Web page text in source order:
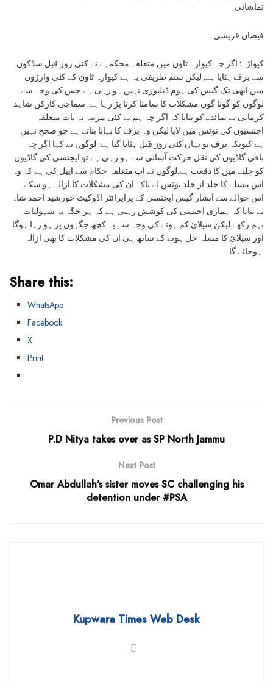
تماشائی
فیضان قریشی
کپواڑہ: اگر چہ کپوارہ ٹاون میں متعلقہ محکمہے نے کئی روز قبل سڈکوں
سے برف ہٹایا ہے, لیکن ستم ظریفی یہ ہے کپوارہ ٹاون کے کئی وارڑوں
میں ابھی تک گیس کی ہوم ڈیلیوری نہیں ہو رہی ہے جس کی وجہ سے
لوگوں کو گونا گوں مشکلات کا سامنا کرنا پڑ رہا ہے. سماجی کارکن شاہد
کرمانی نے نمائدے کو بتایا کہ اگر چہ ہم نے کئی مرتبہ یہ بات متعلقہ
اجنسیوں کی نوٹس میں لایا لیکن وہ برف کا بہانا بناتے ہے جو صحح نہیں
ہے کیونکہ برف تو یہاں کئی روز قبل ہٹایا گیا ہے. لوگوں نے کہا اگر چہ
باقی گاڈیوں کی نقل حرکت آسانی سے ہو رہی ہے تو ایجنسی کی گاڈیوں
کو چلنے میں کا دقعت ہے.لوگوں نے اب متعلقہ حکام سے اپیل کی ہے کہ وہ
اس مسلے کا جلد از جلد نوٹس لے تاکہ ان کی مشکلات کا ازالہ ہو سکے.
اس حوالے سے آبشار گیس ایجنسی کے پراپرائٹر اڈوکیٹ خورشید احمد شاہ
نے بتایا کہ ہماری اجنسی کی کوشش رہتی ہے کہ ہر جگہ یہ سہولیات
بہم رکھے لیکن سپلائ کم ہونے کی وجہ سے یہ کچھ جگہوں پر ہو رہا ہوگا
اور سپلائ کا مسلہ حل ہونے کے ساتھ ہی ان کی مشکلات کا بھی ازالہ
ہوجائے گا.
Share this:
WhatsApp
Facebook
X
Print
Previous Post
P.D Nitya takes over as SP North Jammu
Next Post
Omar Abdullah’s sister moves SC challenging his
detention under #PSA
Kupwara Times Web Desk